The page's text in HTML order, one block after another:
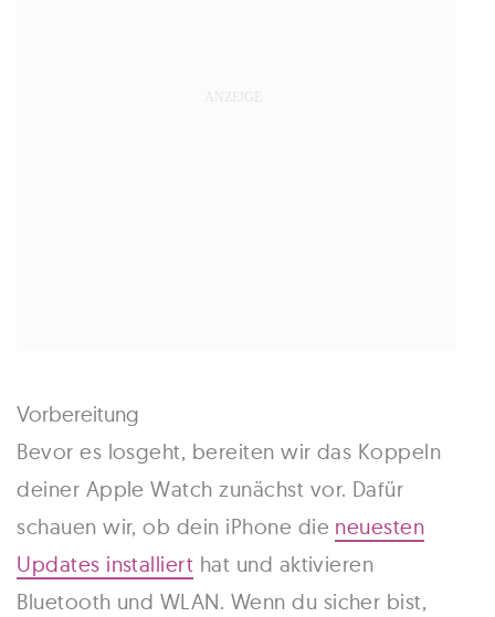
Vorbereitung
Bevor es losgeht, bereiten wir das Koppeln
deiner Apple Watch zunächst vor. Dafür
schauen wir, ob dein iPhone die neuesten
Updates installiert hat und aktivieren
Bluetooth und WLAN. Wenn du sicher bist,